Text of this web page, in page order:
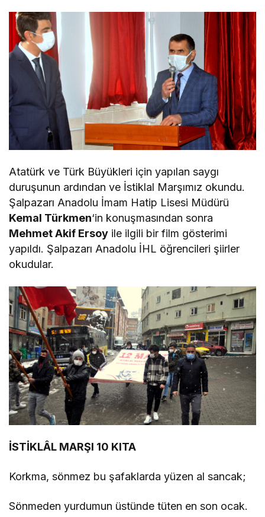
Atatürk ve Türk Büyükleri için yapılan saygı
duruşunun ardından ve İstiklal Marşımız okundu.
Şalpazarı Anadolu İmam Hatip Lisesi Müdürü
Kemal Türkmen‘in konuşmasından sonra
Mehmet Akif Ersoy ile ilgili bir film gösterimi
yapıldı. Şalpazarı Anadolu İHL öğrencileri şiirler
okudular.
İSTİKLÂL MARŞI 10 KITA
Korkma, sönmez bu şafaklarda yüzen al sancak;
Sönmeden yurdumun üstünde tüten en son ocak.